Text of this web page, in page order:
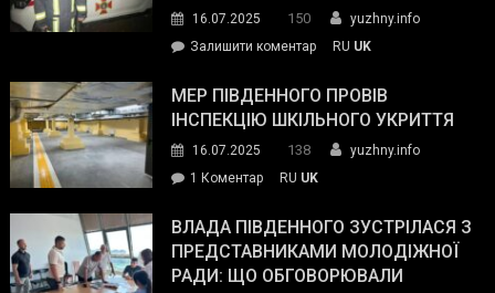
силових
та
органів:
«Наш
спільний
окупанти.
Маємо
діяти
16.07.2025 150
yuzhny.info
Залишити коментарon
ДСНС
власноруч
пожежу
у
RU UK
МЕР ПІВДЕННОГО ПРОВІВ
ІНСПЕКЦІЮ ШКІЛЬНОГО УКРИТТЯ
16.07.2025 138
yuzhny.info
1 Коментардо
Південного
провів
інспекцію
RU UK
ВЛАДА ПІВДЕННОГО ЗУСТРІЛАСЯ З
ПРЕДСТАВНИКАМИ МОЛОДІЖНОЇ
РАДИ: ЩО ОБГОВОРЮВАЛИ